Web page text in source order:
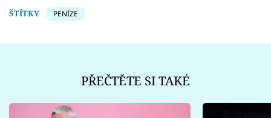
ŠTÍTKY
PENÍZE
PŘEČTĚTE SI TAKÉ